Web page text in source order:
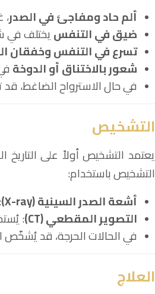
ألم حاد ومفاجئ في الصدر،
ضيق في التنفسيختلف في
تسرع في التنفس وخفقان
شعور بالاختناق أو الدوخة
في حال الاسترواح الضاغط،
التشخيص
يعتمد التشخيص أولاً على
التشخيص باستخدام:
أشعة الصدر السينية(X-ray)
التصوير المقطعي(CT)
:
في الحالات الحرجة، قد يُشخّص
العلاج